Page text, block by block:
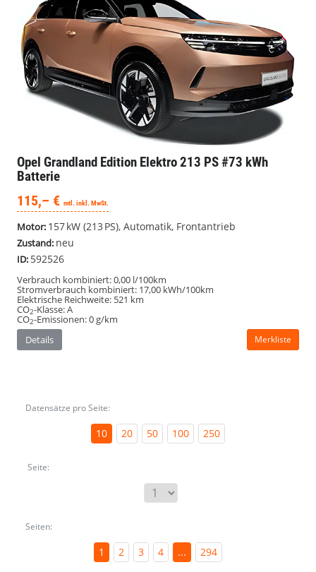
Opel Grandland Edition Elektro 213 PS #73 kWh
Batterie
115,– € mtl. inkl. MwSt.
Motor: 157 kW (213 PS), Automatik, Frontantrieb
Zustand: neu
ID: 592526
Verbrauch kombiniert:0,00 l/100km
Stromverbrauch kombiniert: 17,00 kWh/100km
Elektrische Reichweite: 521 km
CO2-Klasse:A
CO2-Emissionen:0 g/km
Details
Merkliste
Datensätze pro Seite:
10 20 50 100 250
Seite:
Seiten:
1 2 3 4 ... 294